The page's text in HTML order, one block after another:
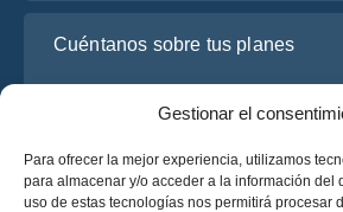
Gestionar el
Para ofrecer la mejor experiencia, utilizamos
para almacenar y/o acceder a la información del
uso de estas tecnologías nos permitirá procesar